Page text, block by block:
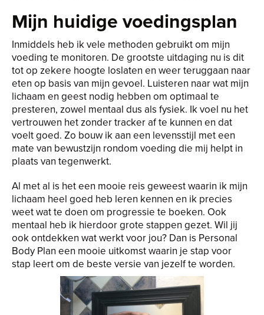
Mijn huidige voedingsplan
Inmiddels heb ik vele methoden gebruikt om mijn
voeding te monitoren. De grootste uitdaging nu is dit
tot op zekere hoogte loslaten en weer teruggaan naar
eten op basis van mijn gevoel. Luisteren naar wat mijn
lichaam en geest nodig hebben om optimaal te
presteren, zowel mentaal dus als fysiek. Ik voel nu het
vertrouwen het zonder tracker af te kunnen en dat
voelt goed. Zo bouw ik aan een levensstijl met een
mate van bewustzijn rondom voeding die mij helpt in
plaats van tegenwerkt.
Al met al is het een mooie reis geweest waarin ik mijn
lichaam heel goed heb leren kennen en ik precies
weet wat te doen om progressie te boeken. Ook
mentaal heb ik hierdoor grote stappen gezet. Wil jij
ook ontdekken wat werkt voor jou? Dan is Personal
Body Plan een mooie uitkomst waarin je stap voor
stap leert om de beste versie van jezelf te worden.